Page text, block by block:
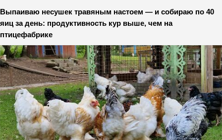
Выпаиваю несушек травяным настоем — и собираю по 40
яиц за день: продуктивность кур выше, чем на
птицефабрике